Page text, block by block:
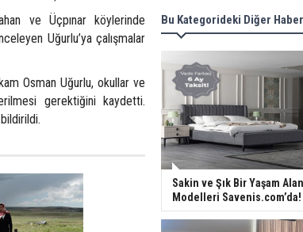
ve Üçpınar köylerinde
Uğurlu’ya çalışmalar
Osman Uğurlu, okullar ve
gerektiğini kaydetti.
Bu Kategorideki Diğer
Sakin ve Şık Bir Yaşam
Modelleri Savenis.com’da!